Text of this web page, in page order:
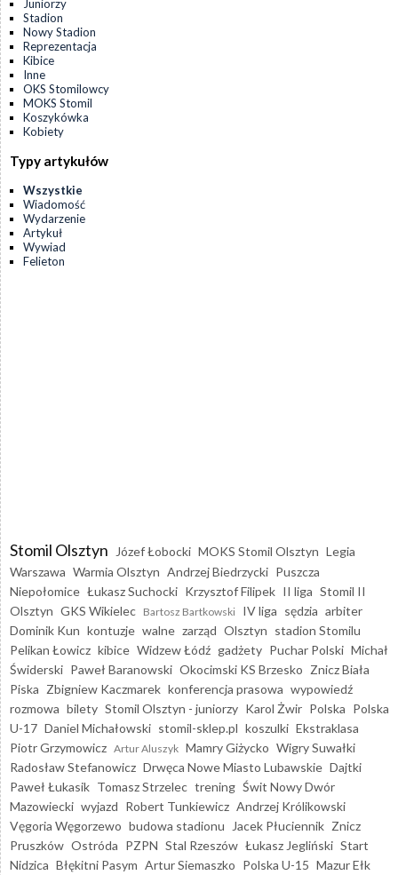
Juniorzy
Stadion
Nowy Stadion
Reprezentacja
Kibice
Inne
OKS Stomilowcy
MOKS Stomil
Koszykówka
Kobiety
Typy artykułów
Wszystkie
Wiadomość
Wydarzenie
Artykuł
Wywiad
Felieton
Stomil Olsztyn Józef Łobocki MOKS Stomil Olsztyn Legia
Warszawa Warmia Olsztyn Andrzej Biedrzycki Puszcza
Niepołomice Łukasz Suchocki Krzysztof Filipek II liga Stomil II
Olsztyn GKS Wikielec Bartosz Bartkowski IV liga sędzia arbiter
Dominik Kun kontuzje walne zarząd Olsztyn stadion Stomilu
Pelikan Łowicz kibice Widzew Łódź gadżety Puchar Polski Michał
Świderski Paweł Baranowski Okocimski KS Brzesko Znicz Biała
Piska Zbigniew Kaczmarek konferencja prasowa wypowiedź
rozmowa bilety Stomil Olsztyn - juniorzy Karol Żwir Polska Polska
U-17 Daniel Michałowski stomil-sklep.pl koszulki Ekstraklasa
Piotr Grzymowicz Artur Aluszyk Mamry Giżycko Wigry Suwałki
Radosław Stefanowicz Drwęca Nowe Miasto Lubawskie Dajtki
Paweł Łukasik Tomasz Strzelec trening Świt Nowy Dwór
Mazowiecki wyjazd Robert Tunkiewicz Andrzej Królikowski
Vęgoria Węgorzewo budowa stadionu Jacek Płuciennik Znicz
Pruszków Ostróda PZPN Stal Rzeszów Łukasz Jegliński Start
Nidzica Błękitni Pasym Artur Siemaszko Polska U-15 Mazur Ełk